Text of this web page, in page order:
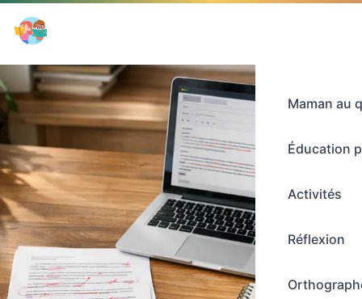
Maman au
Éducation
Activités
Réflexion